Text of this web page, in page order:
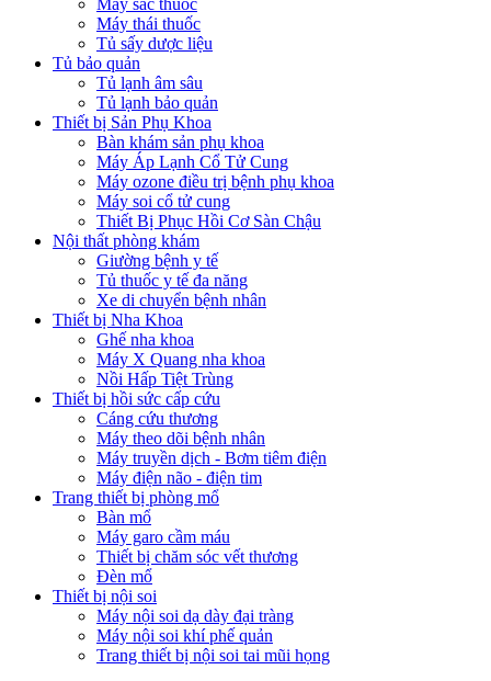
Máy thái thuốc
Tủ sấy dược liệu
Tủ bảo quản
Tủ lạnh âm sâu
Tủ lạnh bảo quản
Thiết bị Sản Phụ Khoa
Bàn khám sản phụ khoa
Máy Áp Lạnh Cổ Tử Cung
Máy ozone điều trị bệnh phụ khoa
Máy soi cổ tử cung
Thiết Bị Phục Hồi Cơ Sàn Chậu
Nội thất phòng khám
Giường bệnh y tế
Tủ thuốc y tế đa năng
Xe di chuyển bệnh nhân
Thiết bị Nha Khoa
Ghế nha khoa
Máy X Quang nha khoa
Nồi Hấp Tiệt Trùng
Thiết bị hồi sức cấp cứu
Cáng cứu thương
Máy theo dõi bệnh nhân
Máy truyền dịch - Bơm tiêm điện
Máy điện não - điện tim
Trang thiết bị phòng mổ
Bàn mổ
Máy garo cầm máu
Thiết bị chăm sóc vết thương
Đèn mổ
Thiết bị nội soi
Máy nội soi dạ dày đại tràng
Máy nội soi khí phế quản
Trang thiết bị nội soi tai mũi họng